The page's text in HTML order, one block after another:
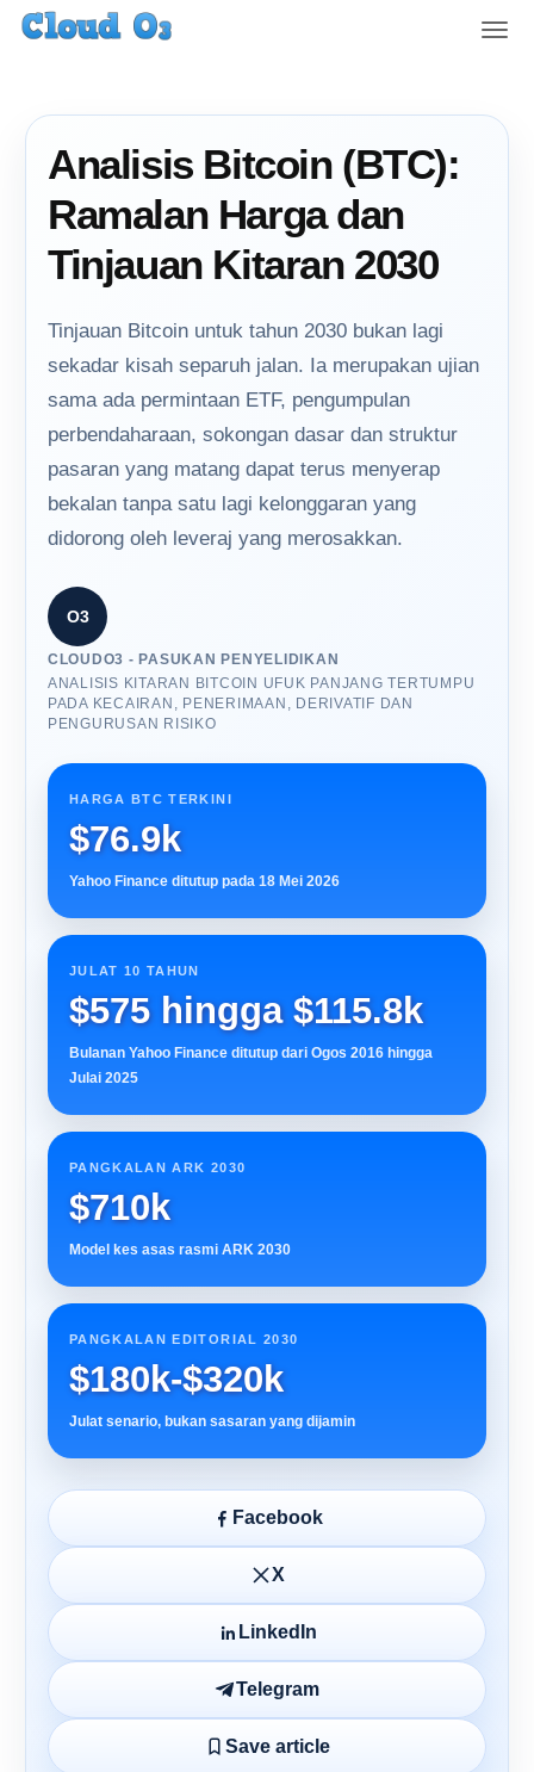
T
Analisis Bitcoin (BTC):
Ramalan Harga dan
Tinjauan Kitaran 2030
Tinjauan Bitcoin untuk tahun 2030 bukan lagi
sekadar kisah separuh jalan. Ia merupakan ujian
sama ada permintaan ETF, pengumpulan
perbendaharaan, sokongan dasar dan struktur
pasaran yang matang dapat terus menyerap
bekalan tanpa satu lagi kelonggaran yang
didorong oleh leveraj yang merosakkan.
O3
CLOUDO3 - PASUKAN PENYELIDIKAN
ANALISIS KITARAN BITCOIN UFUK PANJANG TERTUMPU
PADA KECAIRAN, PENERIMAAN, DERIVATIF DAN
PENGURUSAN RISIKO
HARGA BTC TERKINI
$76.9k
Yahoo Finance ditutup pada 18 Mei 2026
JULAT 10 TAHUN
$575 hingga $115.8k
Bulanan Yahoo Finance ditutup dari Ogos 2016 hingga
Julai 2025
PANGKALAN ARK 2030
$710k
Model kes asas rasmi ARK 2030
PANGKALAN EDITORIAL 2030
$180k-$320k
Julat senario, bukan sasaran yang dijamin
Facebook
X
LinkedIn
Telegram
Save article